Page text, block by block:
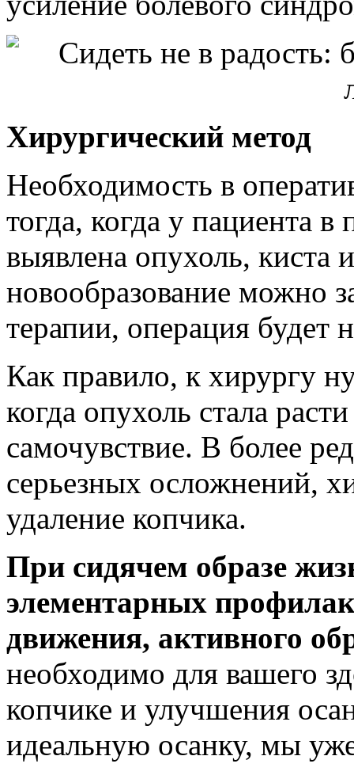
Хирургический метод
Необходимость в
тогда, когда у пациента
выявлена опухоль, киста
новообразование можно
терапии, операция будет
Как правило, к хирургу
когда опухоль стала
самочувствие. В более
серьезных осложнений,
удаление копчика.
При сидячем образе
элементарных
движения, активного
необходимо для вашего
копчике и улучшения
идеальную осанку, мы